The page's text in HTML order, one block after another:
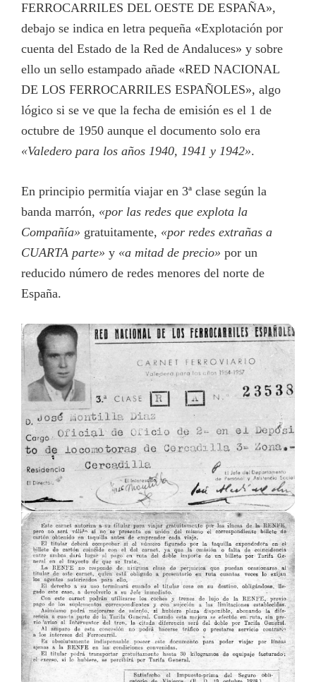
FERROCARRILES DEL OESTE DE ESPAÑA»,
debajo se indica en letra pequeña «Explotación por
cuenta del Estado de la Red de Andaluces» y sobre
ello un sello estampado añade «RED NACIONAL
DE LOS FERROCARRILES ESPAÑOLES», algo
lógico si se ve que la fecha de emisión es el 1 de
octubre de 1950 aunque el documento solo era
«Valedero para los años 1940, 1941 y 1942».
En principio permitía viajar en 3ª clase según la
banda marrón, «por las redes que explota la
Compañía» gratuitamente, «por redes extrañas a
CUARTA parte» y «a mitad de precio» por un
reducido número de redes menores del norte de
España.